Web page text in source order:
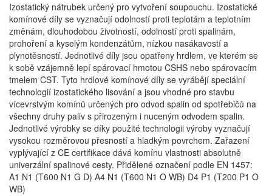
Izostatický nátrubek určený pro vytvoření soupouchu. Izostatické
komínové díly se vyznačují odolností proti teplotám a teplotním
změnám, dlouhodobou životností, odolností proti spalinám,
prohoření a kyselým kondenzátům, nízkou nasákavostí a
plynotěsností. Jednotlivé díly jsou opatřeny hrdlem, ve kterém se
k sobě vzájemně lepí spárovací hmotou CSHS nebo spárovacím
tmelem CST. Tyto hrdlové komínové díly se vyrábějí speciální
technologií izostatického lisování a jsou vhodné pro stavbu
vícevrstvým komínů určených pro odvod spalin od spotřebičů na
všechny druhy paliv s přirozeným i nuceným odvodem spalin.
Jednotlivé výrobky se díky použité technologii výroby vyznačují
vysokou rozměrovou přesností a hladkým povrchem. Zařazení
vyplývající z CE certifikace dává komínu vlastnosti absolutně
univerzální spalinové cesty. Přidělené označení podle EN 1457:
A1 N1 (T600 N1 G D) A4 N1 (T600 N1 O WB) D4 P1 (T200 P1 O
WB)